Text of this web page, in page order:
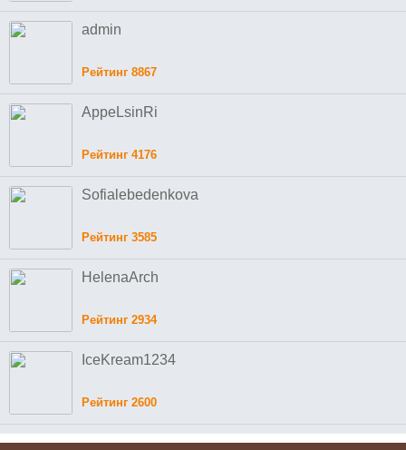
admin
Рейтинг 8867
AppeLsinRi
Рейтинг 4176
Sofialebedenkova
Рейтинг 3585
HelenaArch
Рейтинг 2934
IceKream1234
Рейтинг 2600